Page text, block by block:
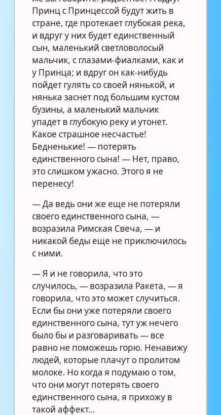
Принц с Принцессой будут жить в
стране, где протекает глубокая река,
и вдруг у них будет единственный
сын, маленький светловолосый
мальчик, с глазами-фиалками, как и
у Принца; и вдруг он как-нибудь
пойдет гулять со своей нянькой, и
нянька заснет под большим кустом
бузины, а маленький мальчик
упадет в глубокую реку и утонет.
Какое страшное несчастье!
Бедненькие! — потерять
единственного сына! — Нет, право,
это слишком ужасно. Этого я не
перенесу!
— Да ведь они же еще не потеряли
своего единственного сына, —
возразила Римская Свеча, — и
никакой беды еще не приключилось
с ними.
— Я и не говорила, что это
случилось, — возразила Ракета, — я
говорила, что это может случиться.
Если бы они уже потеряли своего
единственного сына, тут уж нечего
было бы и разговаривать — все
равно не поможешь горю. Ненавижу
людей, которые плачут о пролитом
молоке. Но когда я подумаю о том,
что они могут потерять своего
единственного сына, я прихожу в
такой аффект…